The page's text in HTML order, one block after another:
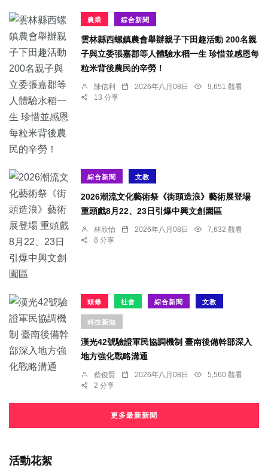
農業 綜合新聞
雲林縣西螺鎮農會舉辦親子下田趣活動 200名親
子與立委張嘉郡等人體驗水稻一生 珍惜並感恩每
粒米背後農民的辛勞！
陳信利 2026年八月08日
9,651 觀看
13 分享
綜合新聞 文教
2026潮流文化藝術祭《街頭造浪》藝術展登場
重頭戲8月22、23日引爆中興文創園區
林欣怡 2026年八月08日
7,632 觀看
8 分享
頭條 社會 綜合新聞 文教
科技新知
漢光42號驗證軍民協調機制 臺南後備幹部深入
地方強化戰略溝通
蔡俊賢 2026年八月08日
5,560 觀看
2 分享
更多最新新聞
活動花絮